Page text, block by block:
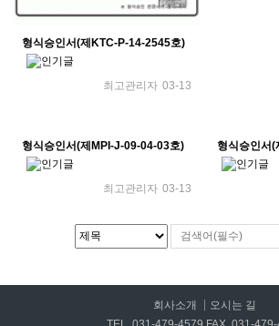
형식승인서(제KTC-P-14-2545호)
최고관리자 03-13
형식승인서(제MPI-J-09-04-03호)
최고관리자 03-13
형식승인서
회사소개
오시는 길